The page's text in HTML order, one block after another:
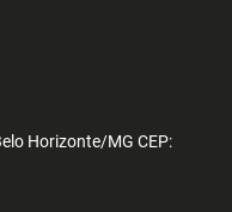
Horizonte/MG CEP: